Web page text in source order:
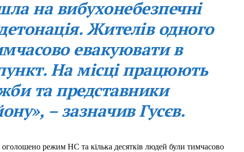
на вибухонебезпечні
Жителів одного
евакуювати в
На місці працюють
та представники
– зазначив Гусєв.
режим НС та кілька десятків людей були тимчасово